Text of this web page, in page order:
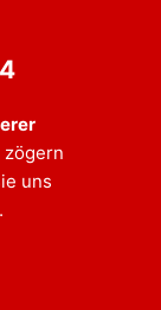
zögern
uns
.